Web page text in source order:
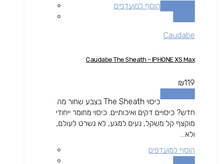
הוסף למועדפים
Caudabe
Caudabe The Sheath – IPHONE XS Max
₪119
כיסוי The Sheath בצבע שחור מה
חדש? כיסויים דקים ואיכותיים. כיסוי מחומר ייחודי
מוקצף קל משקל, נעים למגע, לא נשרט לעולם,
ולא...
הוסף למועדפים